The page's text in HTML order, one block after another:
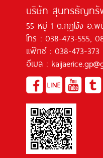
บริษัท สุนทรธัญทรั
55 หมู่ 1 ต.กุฏโง้ง อ.
โทร : 038-473-555,
แฟ๊กซ์ : 038-473-373
อีเมล :